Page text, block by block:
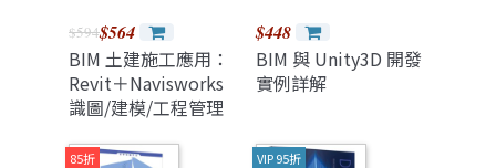
$594$564
BIM 土建施工應用：
Revit＋Navisworks
識圖/建模/工程管理
$448
BIM 與 Unity3D 開發
實例詳解
85折 VIP 95折